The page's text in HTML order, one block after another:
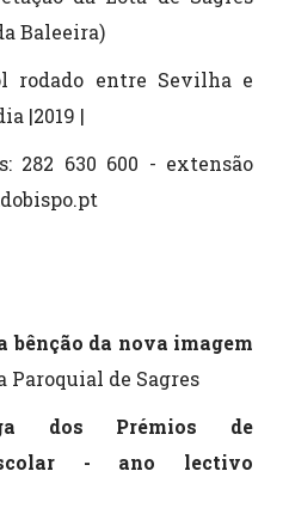
Baleeira)
rodado entre Sevilha e
|2019 |
282 630 600 - extensão
bênção da nova imagem
Paroquial de Sagres
dos Prémios de
- ano lectivo